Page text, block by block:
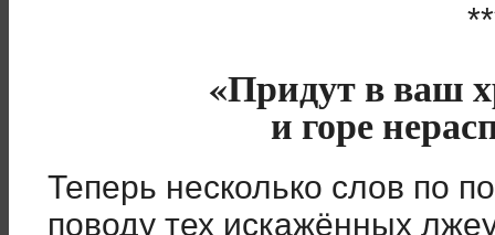
«Придут в ваш
и горе
Теперь несколько слов по
поводу тех искажённых